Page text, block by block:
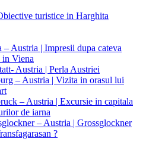
turistice in Harghita
– Austria | Impresii dupa cateva
Viena
Austria | Perla Austriei
– Austria | Vizita in orasul lui
– Austria | Excursie in capitala
de iarna
– Austria | Grossglockner
?